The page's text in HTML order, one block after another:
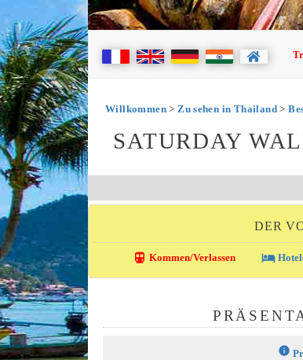
Willkommen>Zu sehen in Thailand>
SATURDAY
DER
directions_transit Kommen/Verlassen local_hotel
info